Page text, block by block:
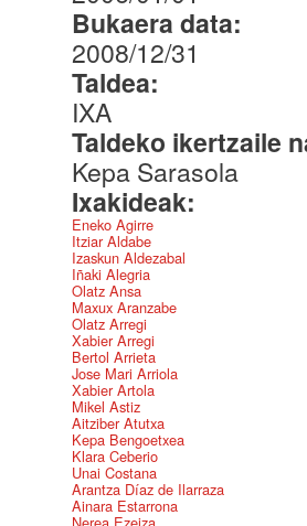
Bukaera data:
2008/12/31
Taldea:
IXA
Taldeko ikertzaile
Kepa Sarasola
Ixakideak:
Eneko Agirre
Itziar Aldabe
Izaskun Aldezabal
Iñaki Alegria
Olatz Ansa
Maxux Aranzabe
Olatz Arregi
Xabier Arregi
Bertol Arrieta
Jose Mari Arriola
Xabier Artola
Mikel Astiz
Aitziber Atutxa
Kepa Bengoetxea
Klara Ceberio
Unai Costana
Arantza Díaz de Ilarraza
Ainara Estarrona